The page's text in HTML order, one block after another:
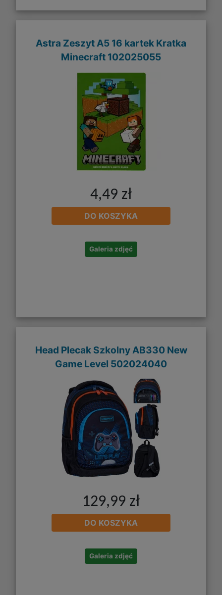
Astra Zeszyt A5 16 kartek Kratka
Minecraft 102025055
4,49 zł
DO KOSZYKA
Galeria zdjęć
Head Plecak Szkolny AB330 New
Game Level 502024040
129,99 zł
DO KOSZYKA
Galeria zdjęć